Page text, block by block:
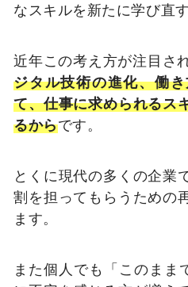
なスキルを新たに学び直
近年この考え方が注目さ
ジタル技術の進化、働
て、仕事に求められるス
るからです。
とくに現代の多くの企業
割を担ってもらうための
ます。
また個人でも「このま